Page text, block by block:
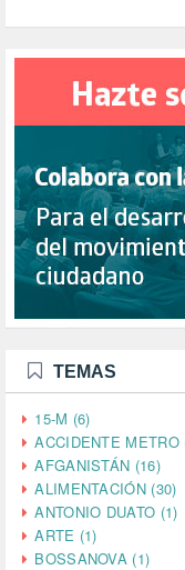
TEMAS
15-M (6)
ACCIDENTE METRO
AFGANISTÁN (16)
ALIMENTACIÓN (30)
ANTONIO DUATO (1)
ARTE (1)
BOSSANOVA (1)